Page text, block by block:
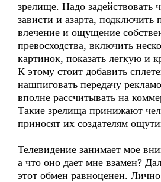
зрелище. Надо задействовать
зависти и азарта, подключить
влечение и ощущение
превосходства, включить
картинок, показать легкую и
К этому стоит добавить
нашпиговать передачу
вполне рассчитывать на
Такие зрелища принижают
приносят их создателям
Телевидение занимает мое
а что оно дает мне взамен?
этот обмен равноценен.